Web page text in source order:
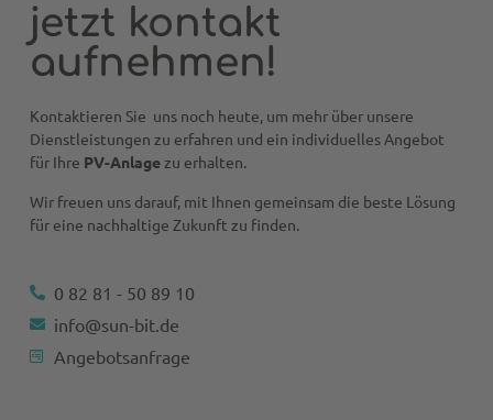
jetzt kontakt
aufnehmen!
Kontaktieren Sie uns noch heute, um mehr über unsere
Dienstleistungen zu erfahren und ein individuelles Angebot
für Ihre PV-Anlagezu erhalten.
Wir freuen uns darauf, mit Ihnen gemeinsam die beste Lösung
für eine nachhaltige Zukunft zu finden.
0 82 81 - 50 89 10
info@sun-bit.de
Angebotsanfrage